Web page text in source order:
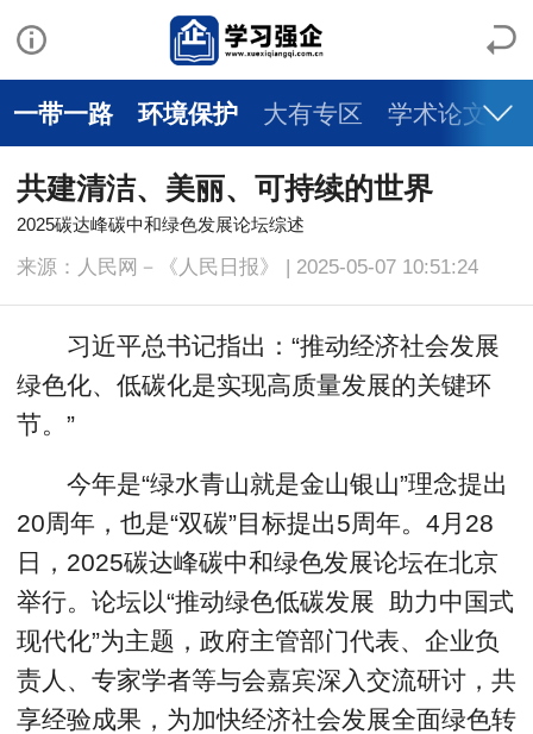
一带一路 环境保护 大有专区 学术论文
共建清洁、美丽、可持续的世界
2025碳达峰碳中和绿色发展论坛综述
来源：人民网－《人民日报》 | 2025-05-07 10:51:24
习近平总书记指出：“推动经济社会发展
绿色化、低碳化是实现高质量发展的关键环
节。”
今年是“绿水青山就是金山银山”理念提出
20周年，也是“双碳”目标提出5周年。4月28
日，2025碳达峰碳中和绿色发展论坛在北京
举行。论坛以“推动绿色低碳发展 助力中国式
现代化”为主题，政府主管部门代表、企业负
责人、专家学者等与会嘉宾深入交流研讨，共
享经验成果，为加快经济社会发展全面绿色转